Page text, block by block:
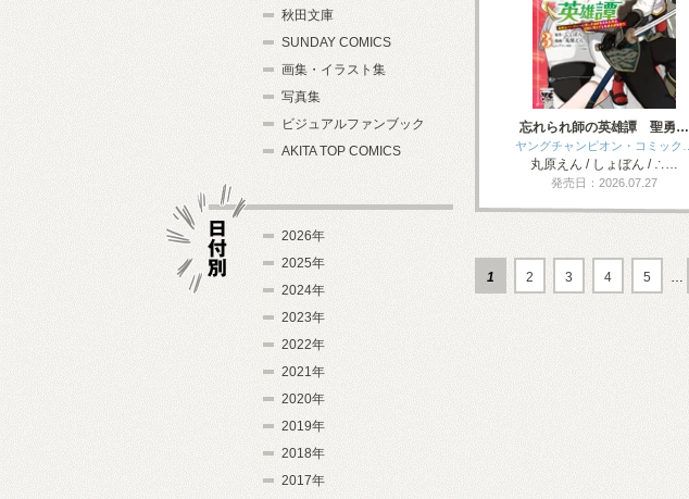
忘れられ師の英雄譚 聖勇…
ヤングチャンピオン・コミック…
丸原えん / しょぼん / ∴…
発売日：2026.07.27
1 2 3 4 5 …
秋田文庫
SUNDAY COMICS
画集・イラスト集
写真集
ビジュアルファンブック
AKITA TOP COMICS
2026年
2025年
2024年
2023年
2022年
2021年
2020年
2019年
2018年
2017年